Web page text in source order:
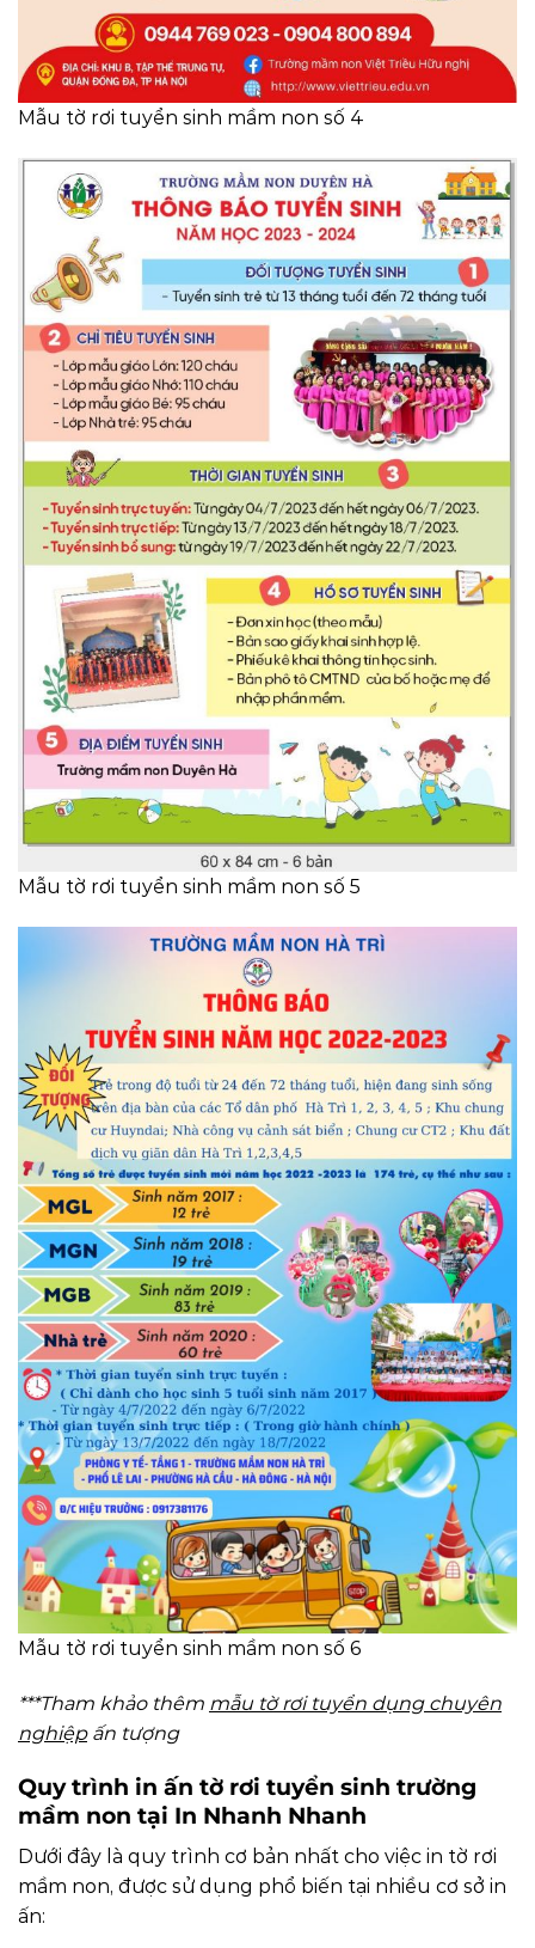
Mẫu tờ rơi tuyển sinh mầm non số 4
Mẫu tờ rơi tuyển sinh mầm non số 5
Mẫu tờ rơi tuyển sinh mầm non số 6
***Tham khảo thêm mẫu tờ rơi tuyển dụng chuyên
nghiệpấn tượng
Quy trình in ấn tờ rơi tuyển sinh trường
mầm non tại In Nhanh Nhanh
Dưới đây là quy trình cơ bản nhất cho việc in tờ rơi
mầm non, được sử dụng phổ biến tại nhiều cơ sở in
ấn: